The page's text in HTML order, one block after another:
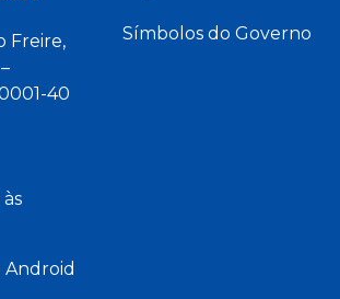
Freire,
40
Android
Símbolos do Governo